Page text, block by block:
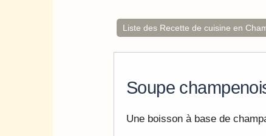
Liste des Recette de cuisine en
Soupe
Une boisson à base de